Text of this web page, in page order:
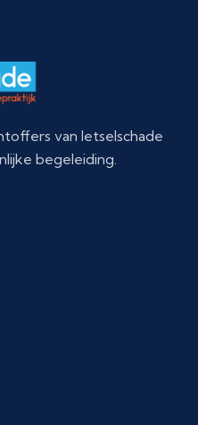
van letselschade
begeleiding.